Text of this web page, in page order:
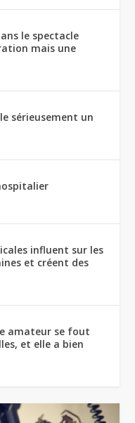
le spectacle
mais une
sérieusement un
influent sur les
et créent des
amateur se fout
et elle a bien